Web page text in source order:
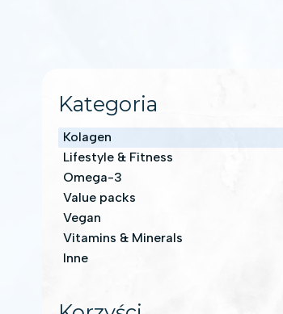
Kategoria
Kolagen
Lifestyle & Fitness
Omega-3
Value packs
Vegan
Vitamins & Minerals
Inne